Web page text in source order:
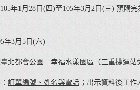
年1月28日(四)至105年3月2日(三) 預購完
年3月5日(六)
北都會公園－幸福水漾園區（三重捷運站
訂單編號、姓名與電話 ；出示資料後工